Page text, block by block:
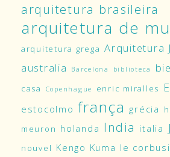
arquitetura brasileira
arquitetura de
arquitetura grega Arquitetura
australia
Barcelona biblioteca
casa Copenhague enric miralles
estocolmo frança grécia
meuron holanda India italia
nouvel Kengo Kuma le